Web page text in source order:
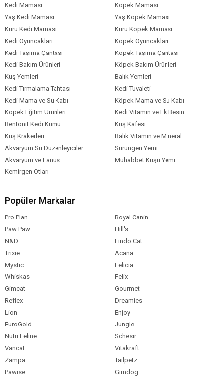
Analiz Tablosu
Ham Protein %41
İnorganik Madde %7,5
Ham Selüloz %4
Besin Katkı Maddeleri
Vit A 32000 IU/kg
Vit D3 1000 IU/kg
Vit E 670 mg/kg
Vit C 140 IU/kg
Kalsiyum iyodat anhidre I1,9
Mangan Mn36
Çinko Zn1 20
Sodyum Selenit Se 0,11
Antioksidanlar
2-4 25-55 gr
4-6 55-80 gr
6-8 80-110 gr
Beslenme seviyeleri genel bilgi özelliği taşımaktadır. Evcil
hayvanınızın hareketlilik ve yaşına göre ayarlama yapılması önerilir.
Ürün ambalajında tam besleme rehberini bulabilirsiniz.
Kedi Maması
Kedi Maması
Köpek Maması
Yaş Kedi Maması
Yaş Köpek Maması
Kuru Kedi Maması
Kuru Köpek Maması
Kedi Oyuncakları
Köpek Oyuncakları
Kedi Taşıma Çantası
Köpek Taşıma Çantası
Kedi Bakım Ürünleri
Köpek Bakım Ürünleri
Kuş Yemleri
Balık Yemleri
Kedi Tırmalama Tahtası
Kedi Tuvaleti
Kedi Mama ve Su Kabı
Köpek Mama ve Su Kabı
Köpek Eğitim Ürünleri
Kedi Vitamin ve Ek Besin
Bentonit Kedi Kumu
Kuş Kafesi
Kuş Krakerleri
Balık Vitamin ve Mineral
Akvaryum Su Düzenleyiciler
Sürüngen Yemi
Akvaryum ve Fanus
Muhabbet Kuşu Yemi
Kemirgen Otları
Popüler Markalar
Pro Plan
Royal Canin
Paw Paw
Hill's
N&D
Lindo Cat
Trixie
Acana
Mystic
Felicia
Whiskas
Felix
Gimcat
Gourmet
Reflex
Dreamies
Lion
Enjoy
EuroGold
Jungle
Nutri Feline
Schesir
Vancat
Vitakraft
Zampa
Tailpetz
Pawise
Gimdog